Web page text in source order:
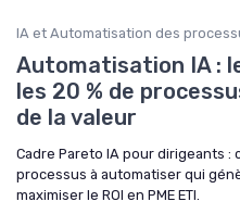
IA et Automatisation des
Automatisation IA :
les 20 % de
de la valeur
Cadre Pareto IA pour dirigeants :
processus à automatiser qui
maximiser le ROI en PME ETI.